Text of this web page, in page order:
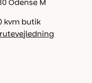
Odense M
kvm butik